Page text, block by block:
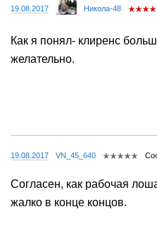
19.08.2017 Никола-48
Как я понял- клиренс
желательно.
19.08.2017 VN_45_640
Согласен, как рабочая
жалко в конце концов.